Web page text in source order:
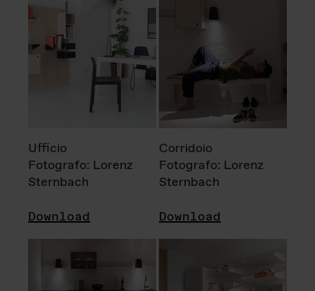
Ufficio
Fotografo: Lorenz
Sternbach
Download
Corridoio
Fotografo: Lorenz
Sternbach
Download